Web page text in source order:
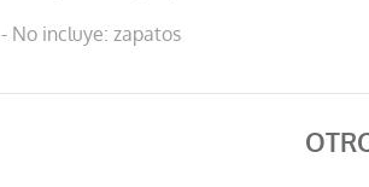
- No incluye: zapatos